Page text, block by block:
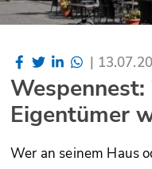
|
Eigentümer
Wer an seinem Haus